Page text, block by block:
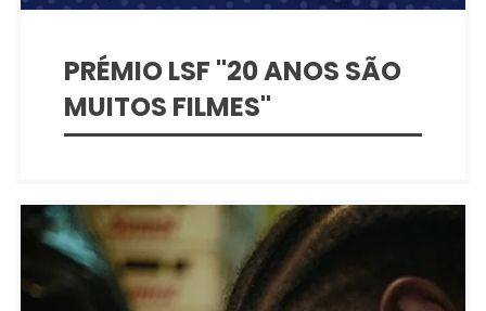
PRÉMIO LSF "20 ANOS SÃO
MUITOS FILMES"